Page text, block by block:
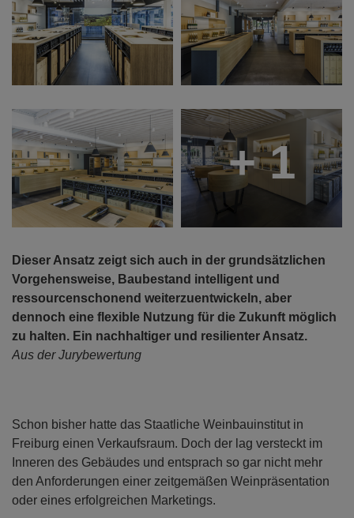
+ 1
Dieser Ansatz zeigt sich auch in der grundsätzlichen
Vorgehensweise, Baubestand intelligent und
ressourcenschonend weiterzuentwickeln, aber
dennoch eine flexible Nutzung für die Zukunft möglich
zu halten. Ein nachhaltiger und resilienter Ansatz.
Aus der Jurybewertung
Schon bisher hatte das Staatliche Weinbauinstitut in
Freiburg einen Verkaufsraum. Doch der lag versteckt im
Inneren des Gebäudes und entsprach so gar nicht mehr
den Anforderungen einer zeitgemäßen Weinpräsentation
oder eines erfolgreichen Marketings.